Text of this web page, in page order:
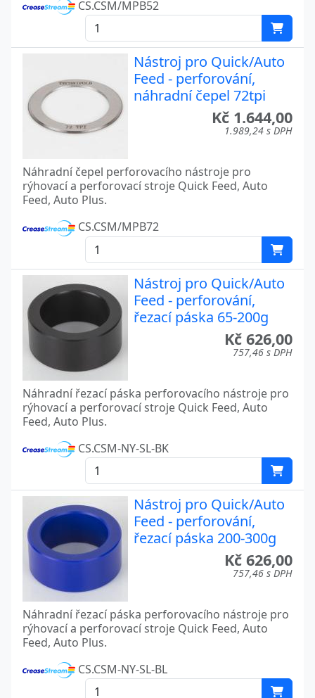
CS.CSM/MPB52
Nástroj pro Quick/Auto
Feed - perforování,
náhradní čepel 72tpi
Kč 1.644,00
1.989,24 s DPH
Náhradní čepel perforovacího nástroje pro
rýhovací a perforovací stroje Quick Feed, Auto
Feed, Auto Plus.
CS.CSM/MPB72
Nástroj pro Quick/Auto
Feed - perforování,
řezací páska 65-200g
Kč 626,00
757,46 s DPH
Náhradní řezací páska perforovacího nástroje pro
rýhovací a perforovací stroje Quick Feed, Auto
Feed, Auto Plus.
CS.CSM-NY-SL-BK
Nástroj pro Quick/Auto
Feed - perforování,
řezací páska 200-300g
Kč 626,00
757,46 s DPH
Náhradní řezací páska perforovacího nástroje pro
rýhovací a perforovací stroje Quick Feed, Auto
Feed, Auto Plus.
CS.CSM-NY-SL-BL